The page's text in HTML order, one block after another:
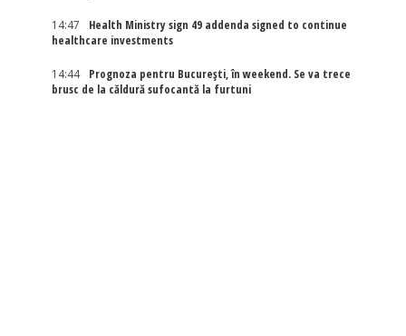
14:47
Health Ministry sign 49 addenda signed to continue
healthcare investments
14:44
Prognoza pentru București, în weekend. Se va trece
brusc de la căldură sufocantă la furtuni